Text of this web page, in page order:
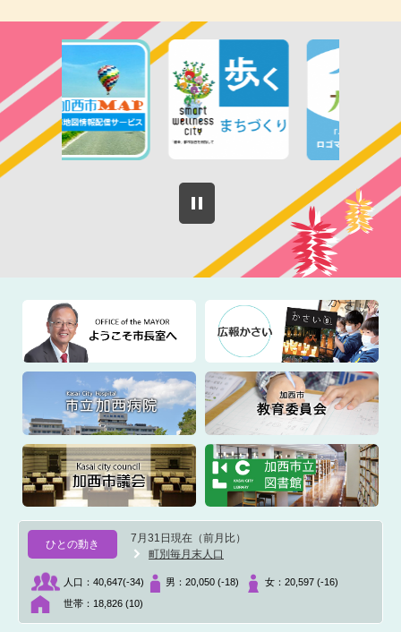
ひとの動き
7月31日現在（前月比）
町別毎月末人口
人口： 40,647(-34) 男： 20,050 (-18) 女： 20,597 (-16)
世帯： 18,826 (10)